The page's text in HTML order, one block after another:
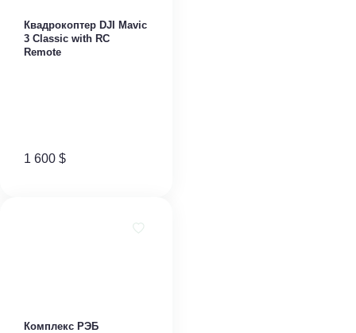
Квадрокоптер DJI Mavic
3 Classic with RC
Remote
1 600 $
Комплекс РЭБ